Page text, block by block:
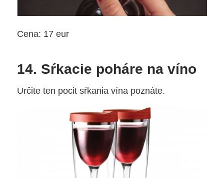
Cena: 17 eur
14. Sŕkacie poháre na víno
Určite ten pocit sŕkania vína poznáte.